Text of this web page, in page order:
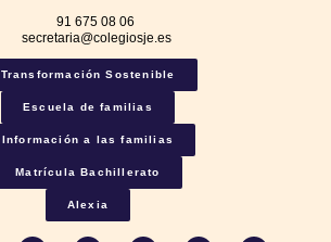
91 675 08 06
secretaria@colegiosje.es
Transformación Sostenible
Escuela de familias
Información a las familias
Matrícula Bachillerato
Alexia